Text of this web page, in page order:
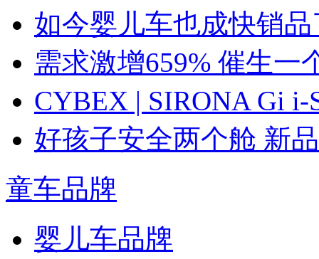
如今婴儿车也成快销
需求激增659% 催生一
CYBEX | SIRONA Gi
好孩子安全两个舱 新
童车品牌
婴儿车品牌